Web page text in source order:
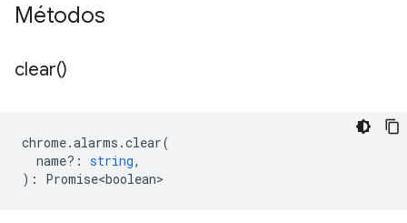
Métodos
clear()
chrome.alarms .clear(
name? : string,
) : Promise<boolean>